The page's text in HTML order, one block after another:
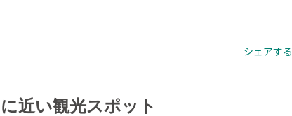
シェアする
近い観光スポット